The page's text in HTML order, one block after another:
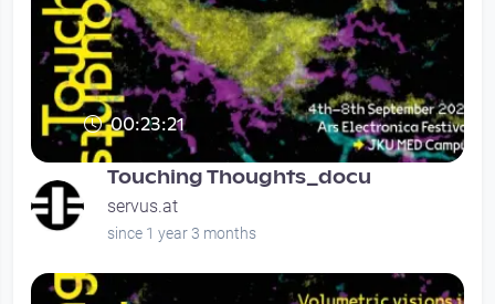
00:23:21
Touching Thoughts: Volumetric visions in
digital pathology, neuroscience and
Touching Thoughts_docu
servus.at
since 1 year 3 months